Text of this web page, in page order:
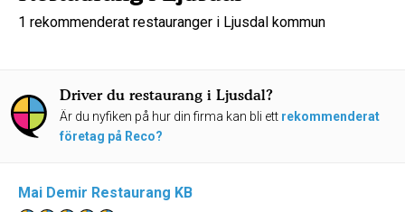
1 rekommenderat restauranger i Ljusdal kommun
Driver du restaurang i Ljusdal?
Är du nyfiken på hur din firma kan bli ett rekommenderat
företag på Reco?
Mai Demir Restaurang KB